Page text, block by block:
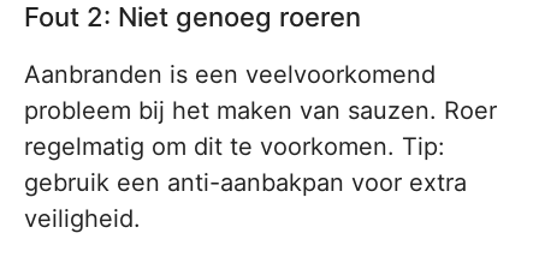
Fout 2: Niet genoeg roeren
Aanbranden is een veelvoorkomend
probleem bij het maken van sauzen. Roer
regelmatig om dit te voorkomen. Tip:
gebruik een anti-aanbakpan voor extra
veiligheid.